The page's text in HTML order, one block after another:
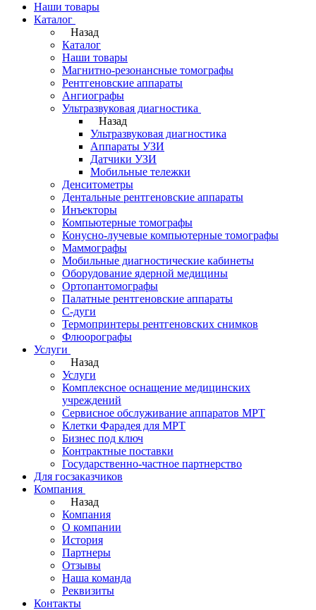
Наши товары
Каталог
Назад
Каталог
Наши товары
Магнитно-резонансные томографы
Рентгеновские аппараты
Ангиографы
Ультразвуковая диагностика
Назад
Ультразвуковая диагностика
Аппараты УЗИ
Датчики УЗИ
Мобильные тележки
Денситометры
Дентальные рентгеновские аппараты
Инъекторы
Компьютерные томографы
Конусно-лучевые компьютерные томографы
Маммографы
Мобильные диагностические кабинеты
Оборудование ядерной медицины
Ортопантомографы
Палатные рентгеновские аппараты
С-дуги
Термопринтеры рентгеновских снимков
Флюорографы
Услуги
Назад
Услуги
Комплексное оснащение медицинских
учреждений
Сервисное обслуживание аппаратов МРТ
Клетки Фарадея для МРТ
Бизнес под ключ
Контрактные поставки
Государственно-частное партнерство
Для госзаказчиков
Компания
Назад
Компания
О компании
История
Партнеры
Отзывы
Наша команда
Реквизиты
Контакты